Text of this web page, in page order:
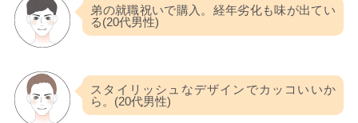
弟の就職祝いで購入。経年劣化も味が出てい
る(20代男性)
スタイリッシュなデザインでカッコいいか
ら。(20代男性)